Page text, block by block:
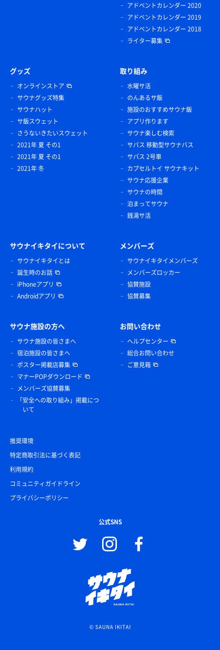
アドベントカレンダー 2020
アドベントカレンダー 2019
アドベントカレンダー 2018
ライター募集
グッズ
オンラインストア
サウナグッズ特集
サウナハット
サ飯スウェット
さうないきたいスウェット
2021年 夏 その1
2021年 夏 その1
2021年 冬
取り組み
水曜サ活
のんあるサ飯
施設のおすすめサウナ飯
アプリ作ります
サウナ楽しむ検索
サバス 移動型サウナバス
サバス 2号車
カプセルトイ サウナキット
サウナ応援企業
サウナの時間
泊まってサウナ
銭湯サ活
サウナイキタイについて
サウナイキタイとは
誕生時のお話
iPhoneアプリ
Androidアプリ
メンバーズ
サウナイキタイメンバーズ
メンバーズロッカー
協賛施設
協賛募集
サウナ施設の方へ
サウナ施設の皆さまへ
宿泊施設の皆さまへ
ポスター掲載店募集
マナーPOPダウンロード
メンバーズ協賛募集
「安全への取り組み」掲載につ
いて
お問い合わせ
ヘルプセンター
総合お問い合わせ
ご意見箱
推奨環境
特定商取引法に基づく表記
利用規約
コミュニティガイドライン
プライバシーポリシー
公式SNS
© SAUNA IKITAI